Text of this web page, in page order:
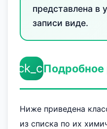
представлена в
записи виде.
Ниже приведена
из списка по их